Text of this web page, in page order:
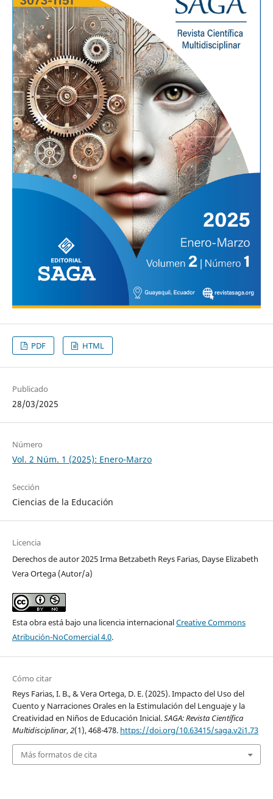
PDF HTML
Publicado
28/03/2025
Número
Vol. 2 Núm. 1 (2025): Enero-Marzo
Sección
Ciencias de la Educación
Licencia
Derechos de autor 2025 Irma Betzabeth Reys Farias, Dayse Elizabeth
Vera Ortega (Autor/a)
Esta obra está bajo una licencia internacionalCreative Commons
Atribución-NoComercial 4.0.
Cómo citar
Reys Farias, I. B., & Vera Ortega, D. E. (2025). Impacto del Uso del
Cuento y Narraciones Orales en la Estimulación del Lenguaje y la
Creatividad en Niños de Educación Inicial.SAGA: Revista Científica
Multidisciplinar,2(1), 468-478. https://doi.org/10.63415/saga.v2i1.73
Más formatos de cita